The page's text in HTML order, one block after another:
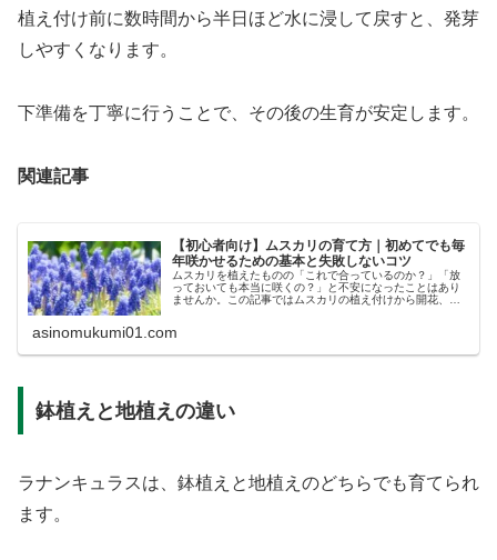
植え付け前に数時間から半日ほど水に浸して戻すと、発芽
しやすくなります。
下準備を丁寧に行うことで、その後の生育が安定します。
関連記事
【初心者向け】ムスカリの育て方｜初めてでも毎
年咲かせるための基本と失敗しないコツ
ムスカリを植えたものの「これで合っているのか？」「放
っておいても本当に咲くの？」と不安になったことはあり
ませんか。この記事ではムスカリの植え付けから開花、花
asinomukumi01.com
鉢植えと地植えの違い
ラナンキュラスは、鉢植えと地植えのどちらでも育てられ
ます。